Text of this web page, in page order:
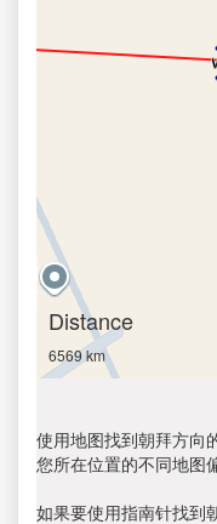
Distance
6569 km
使用地图找到朝拜方向
您所在位置的不同地图
如果要使用指南针找到